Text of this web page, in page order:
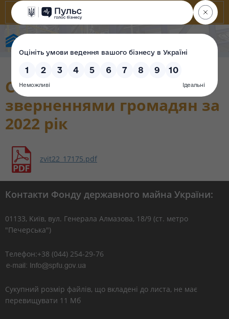
Стан роботи із
зверненнями громадян за
2022 рік
zvit22_17175.pdf
Контакти Фонду державного майна України:
01133, Kиїв, вул. Генерала Алмазова, 18/9 (ст. метро
"Печерська")
Телефон:+38 (044) 254-29-76
Сукупний розмір файлів, що вкладені до листа, не має
перевищувати 11 Мб